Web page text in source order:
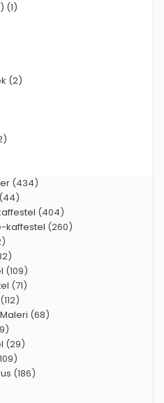
(1)
(2)
(434)
(44)
(404)
kaffestel (260)
(109)
(71)
(112)
(68)
(29)
(186)